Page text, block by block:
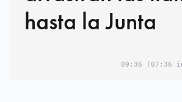
hasta la Junta
09:36 (07:36